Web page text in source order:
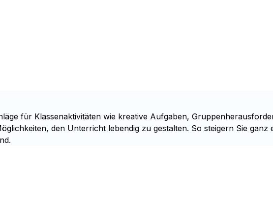
für Klassenaktivitäten wie kreative Aufgaben,
den Unterricht lebendig zu gestalten. So steigern Sie